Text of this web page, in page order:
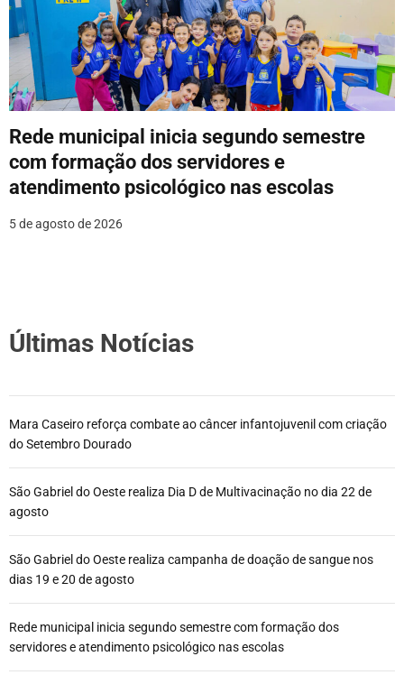
Rede municipal inicia segundo semestre
com formação dos servidores e
atendimento psicológico nas escolas
5 de agosto de 2026
Últimas Notícias
Mara Caseiro reforça combate ao câncer infantojuvenil com criação
do Setembro Dourado
São Gabriel do Oeste realiza Dia D de Multivacinação no dia 22 de
agosto
São Gabriel do Oeste realiza campanha de doação de sangue nos
dias 19 e 20 de agosto
Rede municipal inicia segundo semestre com formação dos
servidores e atendimento psicológico nas escolas